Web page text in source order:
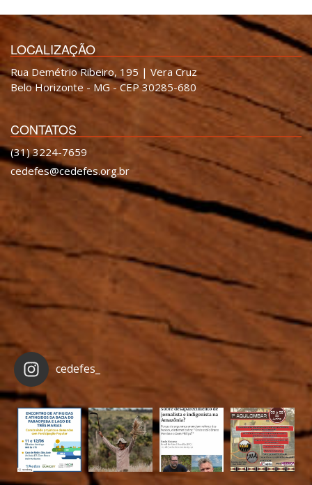
LOCALIZAÇÃO
Rua Demétrio Ribeiro, 195 | Vera Cruz
Belo Horizonte - MG - CEP 30285-680
CONTATOS
(31) 3224-7659
cedefes@cedefes.org.br
cedefes_